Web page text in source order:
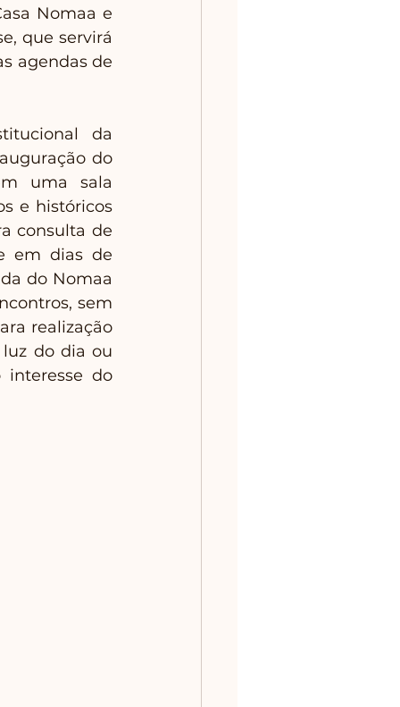
Nomaa e
que servirá
agendas de
da
do
uma sala
e históricos
consulta de
em dias de
do Nomaa
sem
realização
do dia ou
do